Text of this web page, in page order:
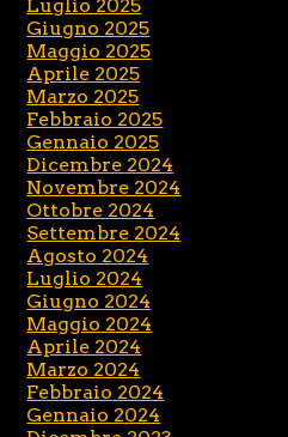
Luglio 2025
Giugno 2025
Maggio 2025
Aprile 2025
Marzo 2025
Febbraio 2025
Gennaio 2025
Dicembre 2024
Novembre 2024
Ottobre 2024
Settembre 2024
Agosto 2024
Luglio 2024
Giugno 2024
Maggio 2024
Aprile 2024
Marzo 2024
Febbraio 2024
Gennaio 2024